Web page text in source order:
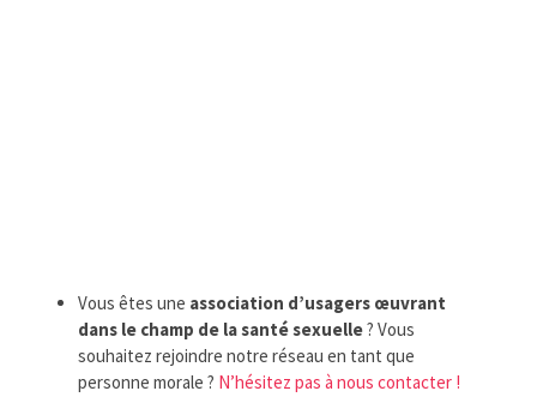
Vous êtes une association d’usagers œuvrant
dans le champ de la santé sexuelle? Vous
souhaitez rejoindre notre réseau en tant que
personne morale ? N’hésitez pas à nous contacter !